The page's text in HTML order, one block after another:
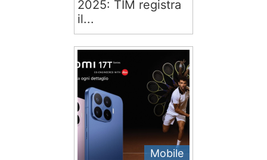
2025: TIM registra
il...
Mobile